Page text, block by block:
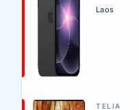
Laos
TELIA